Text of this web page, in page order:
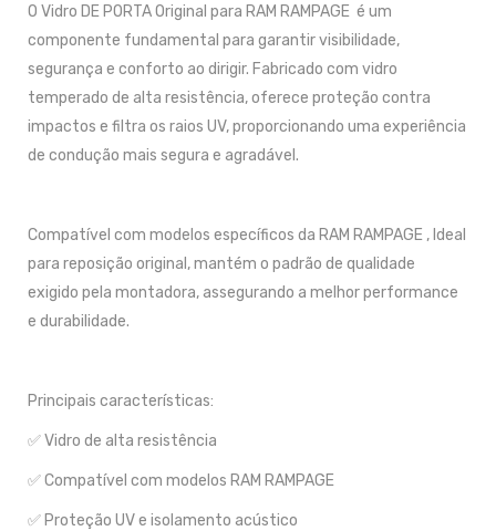
O Vidro DE PORTA Original para RAM RAMPAGE é um
componente fundamental para garantir visibilidade,
segurança e conforto ao dirigir. Fabricado com vidro
temperado de alta resistência, oferece proteção contra
impactos e filtra os raios UV, proporcionando uma experiência
de condução mais segura e agradável.
Compatível com modelos específicos da RAM RAMPAGE , Ideal
para reposição original, mantém o padrão de qualidade
exigido pela montadora, assegurando a melhor performance
e durabilidade.
Principais características:
✅ Vidro de alta resistência
✅ Compatível com modelos RAM RAMPAGE
✅ Proteção UV e isolamento acústico